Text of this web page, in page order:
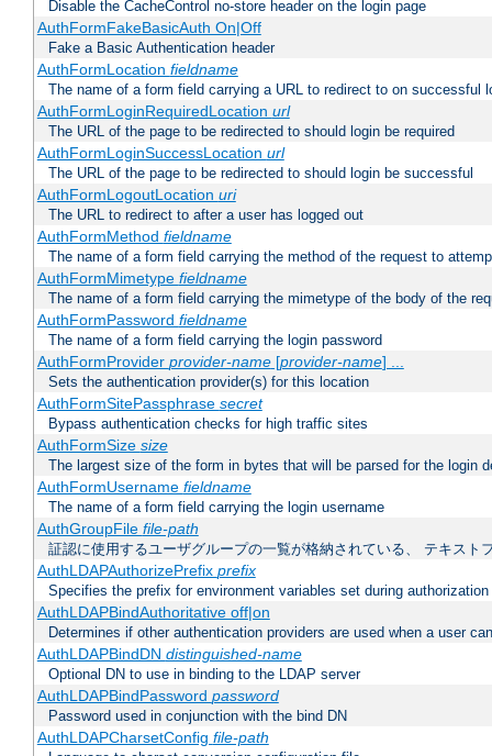
Disable the CacheControl no-store header on the login page
AuthFormFakeBasicAuth On|Off
Fake a Basic Authentication header
AuthFormLocation fieldname
The name of a form field carrying a URL to redirect to on successful
AuthFormLoginRequiredLocation url
The URL of the page to be redirected to should login be required
AuthFormLoginSuccessLocation url
The URL of the page to be redirected to should login be successful
AuthFormLogoutLocation uri
The URL to redirect to after a user has logged out
AuthFormMethod fieldname
The name of a form field carrying the method of the request to
AuthFormMimetype fieldname
The name of a form field carrying the mimetype of the body of the
AuthFormPassword fieldname
The name of a form field carrying the login password
AuthFormProvider provider-name[provider-name] ...
Sets the authentication provider(s) for this location
AuthFormSitePassphrase secret
Bypass authentication checks for high traffic sites
AuthFormSize size
The largest size of the form in bytes that will be parsed for the login
AuthFormUsername fieldname
The name of a form field carrying the login username
AuthGroupFile file-path
証認に使用するユーザグループの一覧が格納されている、 テキスト
AuthLDAPAuthorizePrefix prefix
Specifies the prefix for environment variables set during authorization
AuthLDAPBindAuthoritative off|on
Determines if other authentication providers are used when a user
AuthLDAPBindDN distinguished-name
Optional DN to use in binding to the LDAP server
AuthLDAPBindPassword password
Password used in conjunction with the bind DN
AuthLDAPCharsetConfig file-path